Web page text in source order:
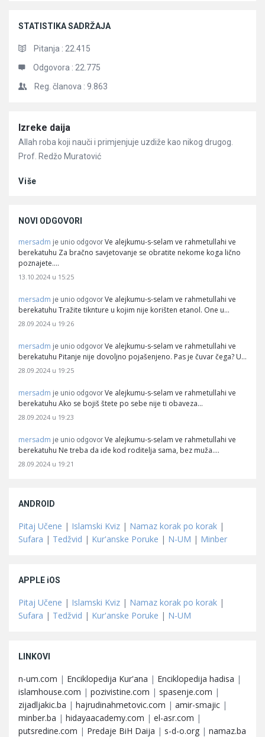
STATISTIKA SADRŽAJA
Pitanja : 22.415
Odgovora : 22.775
Reg. članova : 9.863
Članci
Izreke daija
Allah roba koji nauči i primjenjuje uzdiže kao nikog drugog.
Prof. Redžo Muratović
Više
NOVI ODGOVORI
mersadm je unio odgovor Ve alejkumu-s-selam ve rahmetullahi ve
berekatuhu Za bračno savjetovanje se obratite nekome koga lično
poznajete.…
13.10.2024 u 15:25
mersadm je unio odgovor Ve alejkumu-s-selam ve rahmetullahi ve
berekatuhu Tražite tiknture u kojim nije korišten etanol. One u…
28.09.2024 u 19:26
mersadm je unio odgovor Ve alejkumu-s-selam ve rahmetullahi ve
berekatuhu Pitanje nije dovoljno pojašenjeno. Pas je čuvar čega? U…
28.09.2024 u 19:25
mersadm je unio odgovor Ve alejkumu-s-selam ve rahmetullahi ve
berekatuhu Ako se bojiš štete po sebe nije ti obaveza…
28.09.2024 u 19:23
mersadm je unio odgovor Ve alejkumu-s-selam ve rahmetullahi ve
berekatuhu Ne treba da ide kod roditelja sama, bez muža.…
28.09.2024 u 19:21
ANDROID
Pitaj Učene | Islamski Kviz | Namaz korak po korak |
Sufara | Tedžvid | Kur'anske Poruke | N-UM | Minber
APPLE iOS
Pitaj Učene | Islamski Kviz | Namaz korak po korak |
Sufara | Tedžvid | Kur'anske Poruke | N-UM
LINKOVI
n-um.com | Enciklopedija Kur'ana | Enciklopedija hadisa |
islamhouse.com | pozivistine.com | spasenje.com |
zijadljakic.ba | hajrudinahmetovic.com | amir-smajic |
minber.ba | hidayaacademy.com | el-asr.com |
putsredine.com | Predaje BiH Daija | s-d-o.org | namaz.ba